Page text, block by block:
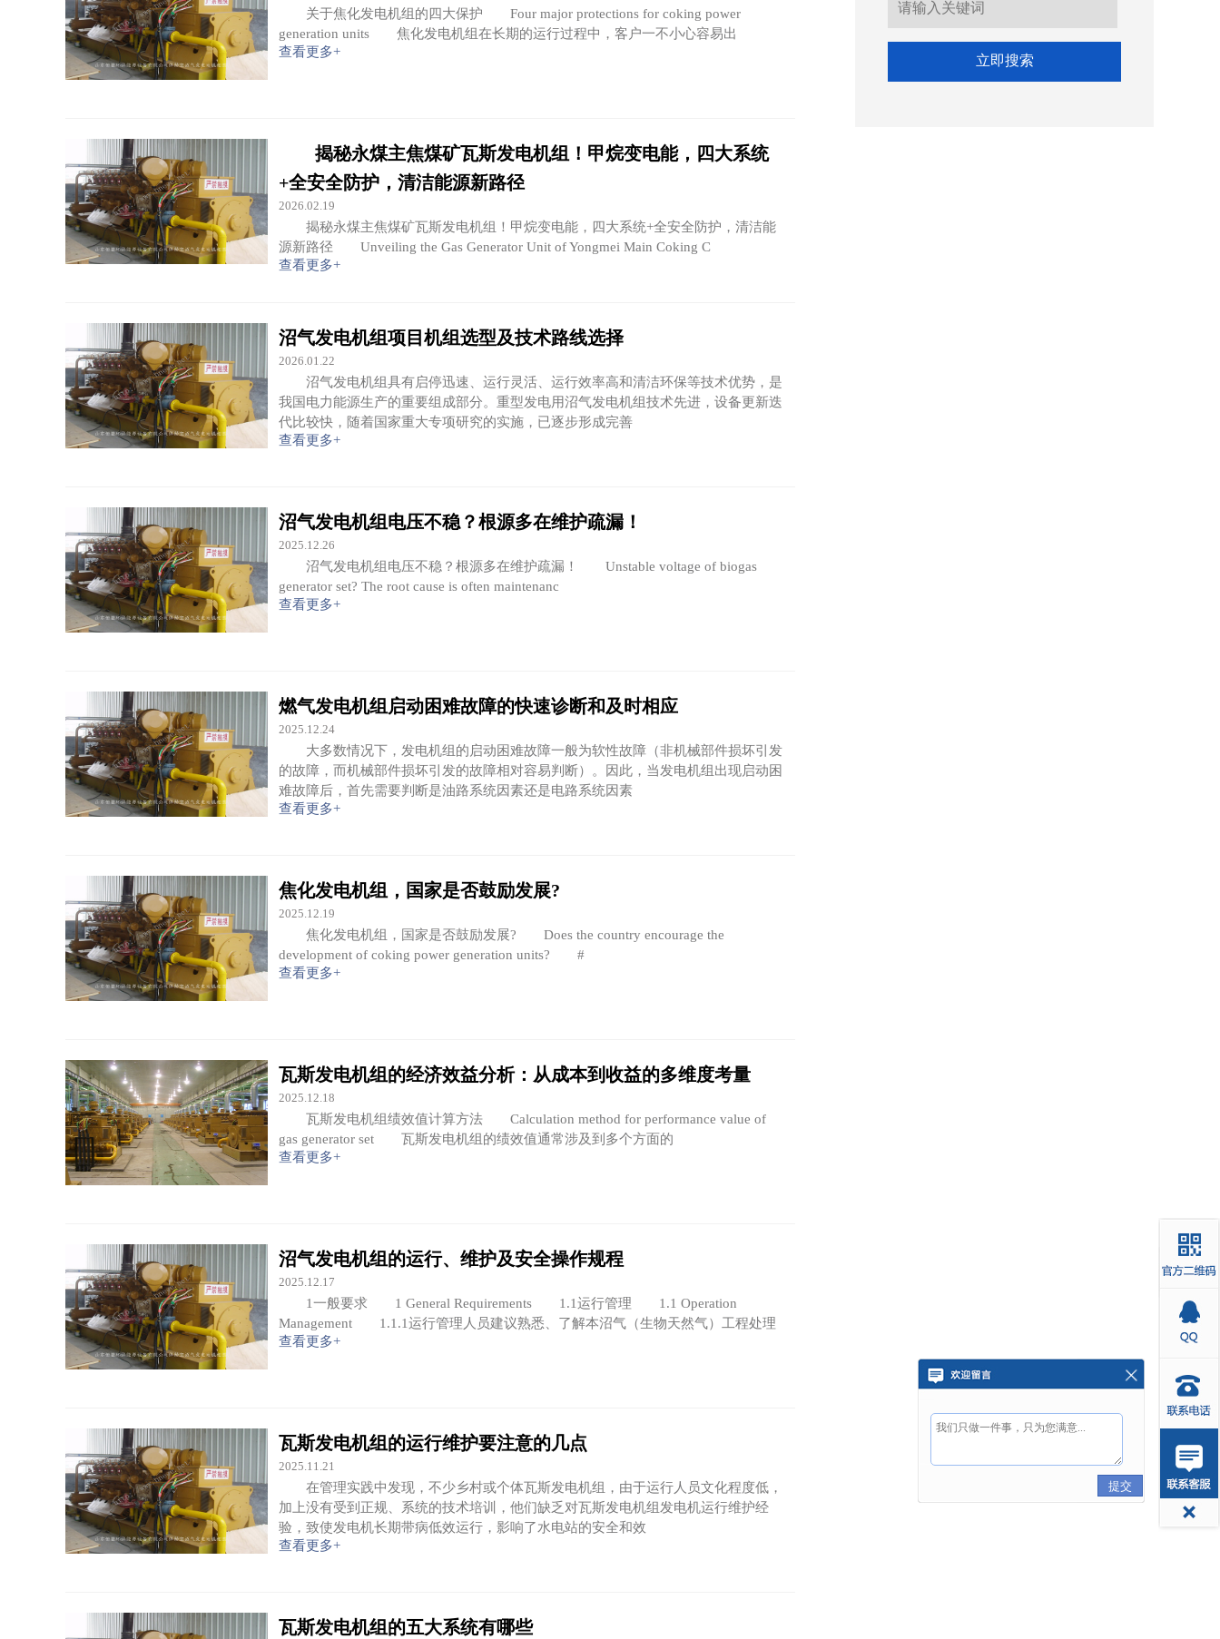
关于焦化发电机组的四大保护 Four major protections for coking power
generation units 焦化发电机组在长期的运行过程中，客户一不小心容易出
查看更多+
揭秘永煤主焦煤矿瓦斯发电机组！甲烷变电能，四大系统
+全安全防护，清洁能源新路径
2026.02.19
揭秘永煤主焦煤矿瓦斯发电机组！甲烷变电能，四大系统+全安全防护，清洁能
源新路径 Unveiling the Gas Generator Unit of Yongmei Main Coking C
查看更多+
沼气发电机组项目机组选型及技术路线选择
2026.01.22
沼气发电机组具有启停迅速、运行灵活、运行效率高和清洁环保等技术优势，是
我国电力能源生产的重要组成部分。重型发电用沼气发电机组技术先进，设备更新迭
代比较快，随着国家重大专项研究的实施，已逐步形成完善
查看更多+
沼气发电机组电压不稳？根源多在维护疏漏！
2025.12.26
沼气发电机组电压不稳？根源多在维护疏漏！ Unstable voltage of biogas
generator set? The root cause is often maintenanc
查看更多+
燃气发电机组启动困难故障的快速诊断和及时相应
2025.12.24
大多数情况下，发电机组的启动困难故障一般为软性故障（非机械部件损坏引发
的故障，而机械部件损坏引发的故障相对容易判断）。因此，当发电机组出现启动困
难故障后，首先需要判断是油路系统因素还是电路系统因素
查看更多+
焦化发电机组，国家是否鼓励发展?
2025.12.19
焦化发电机组，国家是否鼓励发展? Does the country encourage the
development of coking power generation units? #
查看更多+
瓦斯发电机组的经济效益分析：从成本到收益的多维度考量
2025.12.18
瓦斯发电机组绩效值计算方法 Calculation method for performance value of
gas generator set 瓦斯发电机组的绩效值通常涉及到多个方面的
查看更多+
沼气发电机组的运行、维护及安全操作规程
2025.12.17
1一般要求 1 General Requirements 1.1运行管理 1.1 Operation
Management 1.1.1运行管理人员建议熟悉、了解本沼气（生物天然气）工程处理
查看更多+
瓦斯发电机组的运行维护要注意的几点
2025.11.21
在管理实践中发现，不少乡村或个体瓦斯发电机组，由于运行人员文化程度低，
加上没有受到正规、系统的技术培训，他们缺乏对瓦斯发电机组发电机运行维护经
验，致使发电机长期带病低效运行，影响了水电站的安全和效
查看更多+
瓦斯发电机组的五大系统有哪些